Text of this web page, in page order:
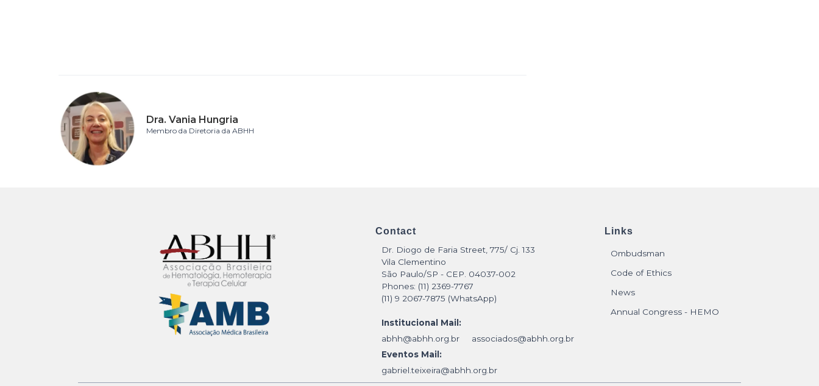
Dra. Vania Hungria
Membro da Diretoria da ABHH
Contact
Dr. Diogo de Faria Street, 775/ Cj. 133
Vila Clementino
São Paulo/SP - CEP. 04037-002
Phones: (11) 2369-7767
(11) 9 2067-7875 (WhatsApp)
Institucional Mail:
abhh@abhh.org.br
associados@abhh.org.br
Eventos Mail:
gabriel.teixeira@abhh.org.br
Links
Ombudsman
Code of Ethics
News
Annual Congress - HEMO